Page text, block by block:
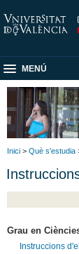
MENÚ
Inici > Què s'estudia
Grau en
Instruccions